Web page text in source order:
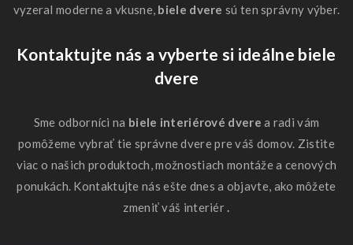
vyzeral moderne a vkusne, biele dvere sú ten správny výber.
Kontaktujte nás a vyberte si ideálne biele
dvere
Sme odborníci na biele interiérové ​​dvere a radi vám
pomôžeme vybrať tie správne dvere pre váš domov. Zistite
viac o našich produktoch, možnostiach montáže a cenových
ponukách. Kontaktujte nás ešte dnes a objavte, ako môžete
zmeniť váš interiér.